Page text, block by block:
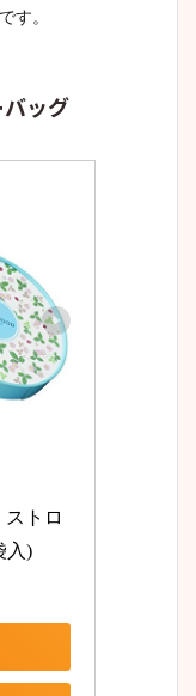
す。
ッグ
トロ
入)